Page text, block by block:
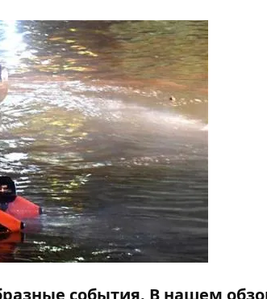
события. В нашем